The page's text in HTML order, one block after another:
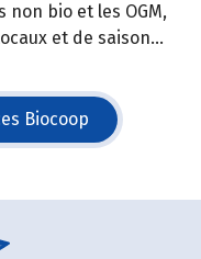
non bio et les OGM,
et de saison...
Biocoop
dans une nouvelle